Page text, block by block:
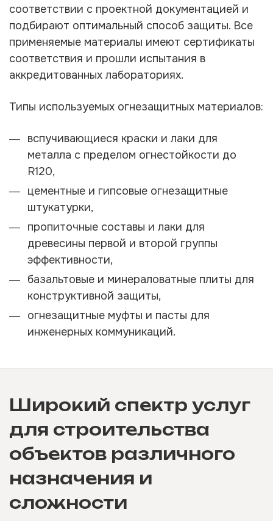
соответствии с проектной документацией и
подбирают оптимальный способ защиты. Все
применяемые материалы имеют сертификаты
соответствия и прошли испытания в
аккредитованных лабораториях.
Типы используемых огнезащитных материалов:
вспучивающиеся краски и лаки для
металла с пределом огнестойкости до
R120,
цементные и гипсовые огнезащитные
штукатурки,
пропиточные составы и лаки для
древесины первой и второй группы
эффективности,
базальтовые и минераловатные плиты для
конструктивной защиты,
огнезащитные муфты и пасты для
инженерных коммуникаций.
Широкий спектр услуг
для строительства
объектов различного
назначения и
сложности